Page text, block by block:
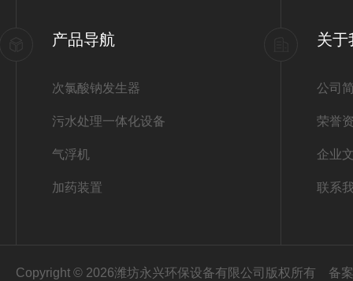
产品导航
次氯酸钠发生器
污水处理一体化设备
气浮机
加药装置
关于
公司
荣誉
企业
联系
Copyright © 2026潍坊永兴环保设备有限公司版权所有 备